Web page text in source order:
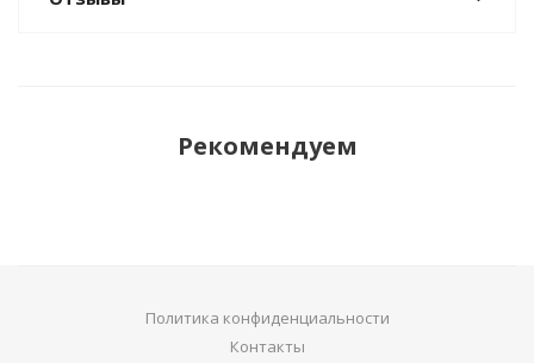
Рекомендуем
Политика конфиденциальности
Контакты